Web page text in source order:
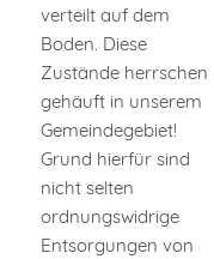
verteilt auf dem
Boden. Diese
Zustände herrschen
gehäuft in unserem
Gemeindegebiet!
Grund hierfür sind
nicht selten
ordnungswidrige
Entsorgungen von